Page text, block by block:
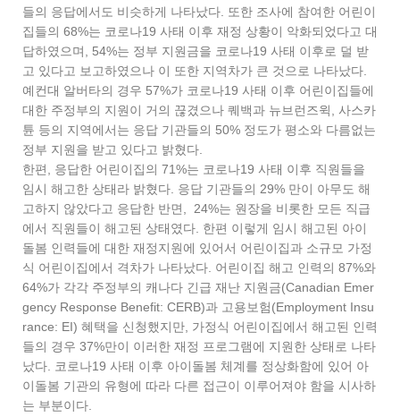
들의 응답에서도 비슷하게 나타났다. 또한 조사에 참여한 어린이
집들의 68%는 코로나19 사태 이후 재정 상황이 악화되었다고 대
답하였으며, 54%는 정부 지원금을 코로나19 사태 이후로 덜 받
고 있다고 보고하였으나 이 또한 지역차가 큰 것으로 나타났다.
예컨대 알버타의 경우 57%가 코로나19 사태 이후 어린이집들에
대한 주정부의 지원이 거의 끊겼으나 퀘백과 뉴브런즈윅, 사스카
튠 등의 지역에서는 응답 기관들의 50% 정도가 평소와 다름없는
정부 지원을 받고 있다고 밝혔다.
한편, 응답한 어린이집의 71%는 코로나19 사태 이후 직원들을
임시 해고한 상태라 밝혔다. 응답 기관들의 29% 만이 아무도 해
고하지 않았다고 응답한 반면, 24%는 원장을 비롯한 모든 직급
에서 직원들이 해고된 상태였다. 한편 이렇게 임시 해고된 아이
돌봄 인력들에 대한 재정지원에 있어서 어린이집과 소규모 가정
식 어린이집에서 격차가 나타났다. 어린이집 해고 인력의 87%와
64%가 각각 주정부의 캐나다 긴급 재난 지원금(Canadian Emer
gency Response Benefit: CERB)과 고용보험(Employment Insu
rance: EI) 혜택을 신청했지만, 가정식 어린이집에서 해고된 인력
들의 경우 37%만이 이러한 재정 프로그램에 지원한 상태로 나타
났다. 코로나19 사태 이후 아이돌봄 체계를 정상화함에 있어 아
이돌봄 기관의 유형에 따라 다른 접근이 이루어져야 함을 시사하
는 부분이다.